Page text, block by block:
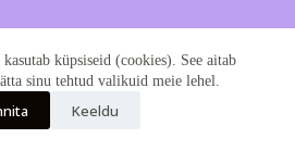
küpsiseid (cookies). See aitab
sinu tehtud valikuid meie lehel.
Keeldu